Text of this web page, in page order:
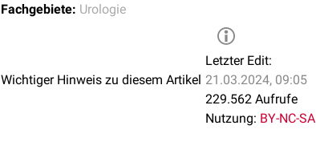
Weitere Formen der Harninkontinenz sind:
Fachgebiete: Urologie
Wichtiger Hinweis zu diesem Artikel
Letzter Edit:
21.03.2024, 09:05
229.562 Aufrufe
Nutzung: BY-NC-SA